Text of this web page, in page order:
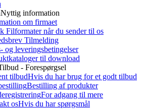
Nyttig information
om firmaet
Filformater når du sender til os
Tilmelding
og leveringsbetingelser
til download
- Forespørgsel
tilbudHvis du har brug for et godt tilbud
Bestilling af produkter
For adgang til mere
osHvis du har spørgsmål